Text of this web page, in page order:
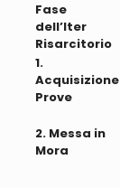
Fase
dell’Iter
Risarcitorio
1.
Acquisizione
Prove
2. Messa in
Mora